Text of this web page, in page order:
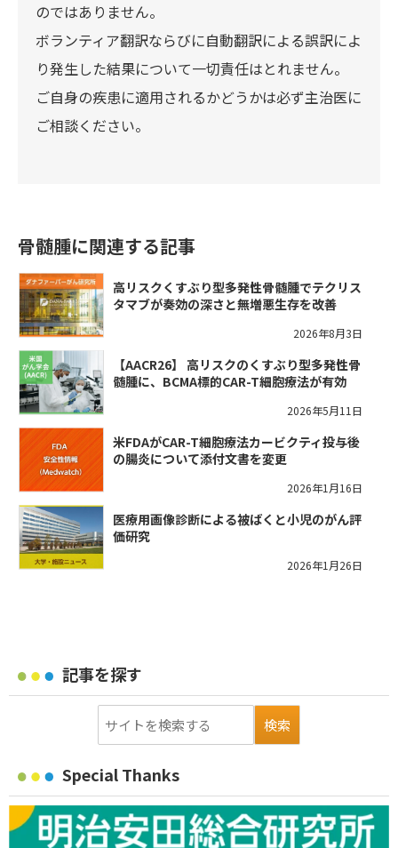
のではありません。
ボランティア翻訳ならびに自動翻訳による誤訳によ
り発生した結果について一切責任はとれません。
ご自身の疾患に適用されるかどうかは必ず主治医に
ご相談ください。
骨髄腫に関連する記事
高リスクくすぶり型多発性骨髄腫でテクリス
タマブが奏効の深さと無増悪生存を改善
2026年8月3日
【AACR26】 高リスクのくすぶり型多発性骨
髄腫に、BCMA標的CAR-T細胞療法が有効
2026年5月11日
米FDAがCAR-T細胞療法カービクティ投与後
の腸炎について添付文書を変更
2026年1月16日
医療用画像診断による被ばくと小児のがん評
価研究
2026年1月26日
記事を探す
Special Thanks